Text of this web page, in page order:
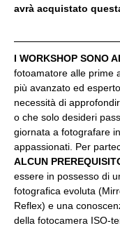
avrà acquistato
I WORKSHOP SONO
fotoamatore alle prime
più avanzato ed
necessità di
o che solo desideri
giornata a fotografare
appassionati. Per
ALCUN
essere in possesso di
fotografica evoluta
Reflex) e una
della fotocamera ISO-